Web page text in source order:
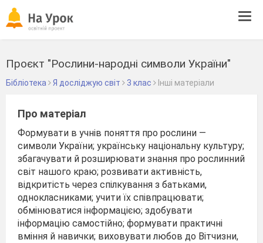
Проєкт "Рослини-народні символи України"
Бібліотека Я досліджую світ 3 клас Інші матеріали
Про матеріал
Формувати в учнів поняття про рослини —
символи України; українську національну культуру;
збагачувати й розширювати знання про рослинний
світ нашого краю; розвивати активність,
відкритість через спілкування з батьками,
однокласниками; учити їх співпрацювати;
обмінюватися інформацією; здобувати
інформацію самостійно; формувати практичні
вміння й навички; виховувати любов до Вітчизни,